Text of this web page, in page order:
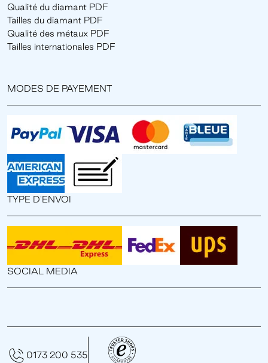
Qualité du diamant PDF
Tailles du diamant PDF
Qualité des métaux PDF
Tailles internationales PDF
MODES DE PAYEMENT
TYPE D'ENVOI
SOCIAL MEDIA
0173 200 535